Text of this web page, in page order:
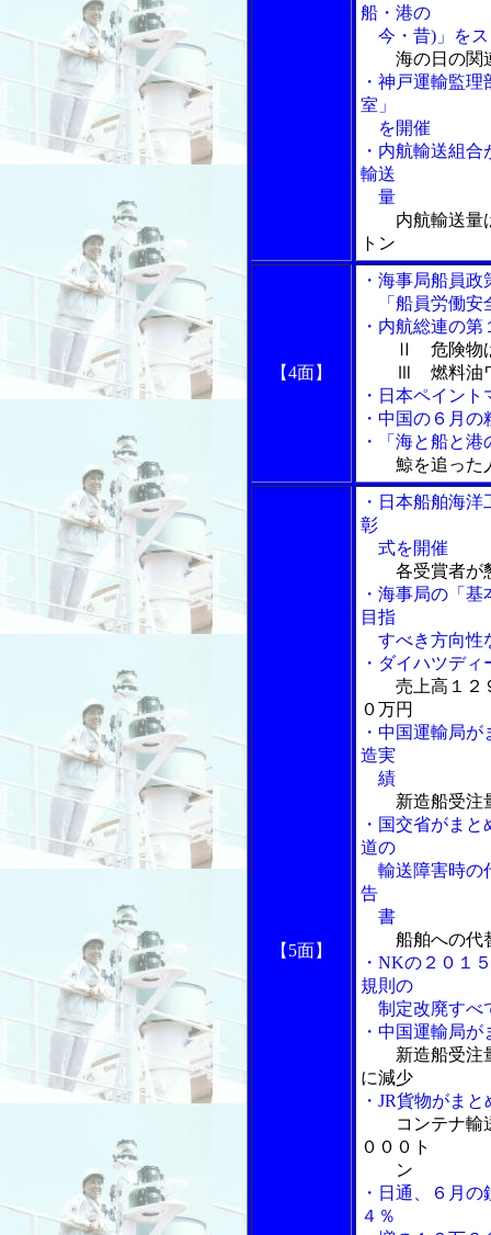
船・港の
今・昔)」をス
海の日の関
・神戸運輸監
室」
を開催
・内航輸送組
輸送
量
内航輸送量
トン
【4面】
・海事局船員
「船員労働安
・内航総連の
Ⅱ 危険物
Ⅲ 燃料油ワ
・日本ペイン
・中国の６月
・「海と船と
鯨を追っ
【5面】
・日本船舶海
彰
式を開催
各受賞者が
・海事局の「
目指
すべき方向性
・ダイハツデ
売上高１２
０万円
・中国運輸局
造実
績
新造船受注
・国交省がま
道の
輸送障害時の
告
書
船舶への代
・NKの２０１
規則の
制定改廃すべ
・中国運輸局
新造船受注
に減少
・JR貨物がま
コンテナ輸
０００ト
ン
・日通、６月
４％